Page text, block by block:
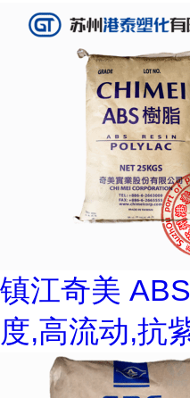
镇江奇美
度,高流动,抗